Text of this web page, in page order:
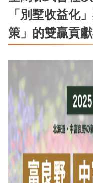
「別墅收益化
策」的雙贏貢獻